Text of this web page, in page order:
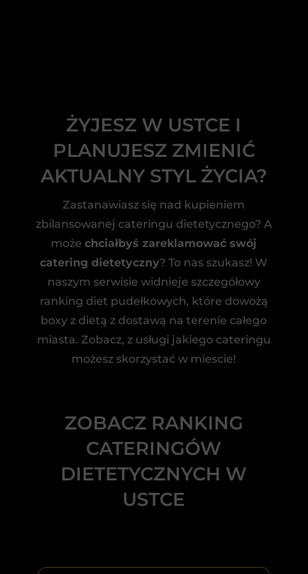
ŻYJESZ W USTCE I
PLANUJESZ ZMIENIĆ
AKTUALNY STYL ŻYCIA?
Zastanawiasz się nad kupieniem
zbilansowanej cateringu dietetycznego? A
możechciałbyś zareklamować swój
catering dietetyczny? To nas szukasz! W
naszym serwisie widnieje szczegółowy
ranking diet pudełkowych, które dowożą
boxy z dietą z dostawą na terenie całego
miasta. Zobacz, z usługi jakiego cateringu
możesz skorzystać w miescie!
ZOBACZ RANKING
CATERINGÓW
DIETETYCZNYCH W
USTCE